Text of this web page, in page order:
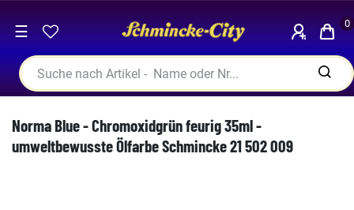
☰ 0
Norma Blue - Chromoxidgrün feurig 35ml -
umweltbewusste Ölfarbe Schmincke 21 502 009